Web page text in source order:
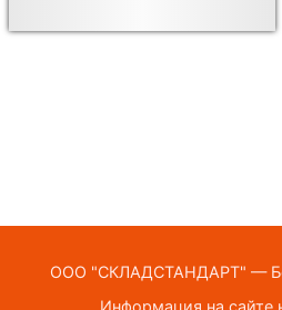
ООО "СКЛАДСТАНДАРТ" —
Информация на сайте